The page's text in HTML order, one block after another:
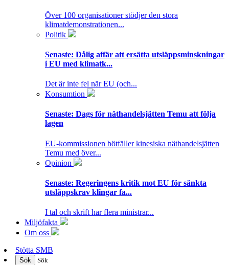
Över 100 organisationer stödjer den stora
klimatdemonstrationen...
Politik
Senaste: Dålig affär att ersätta utsläppsminskningar
i EU med klimatk...
Det är inte fel när EU (och...
Konsumtion
Senaste: Dags för näthandelsjätten Temu att följa
lagen
EU-kommissionen bötfäller kinesiska näthandelsjätten
Temu med över...
Opinion
Senaste: Regeringens kritik mot EU för sänkta
utsläppskrav klingar fa...
I tal och skrift har flera ministrar...
Miljöfakta
Om oss
Stötta SMB
Sök
Sök